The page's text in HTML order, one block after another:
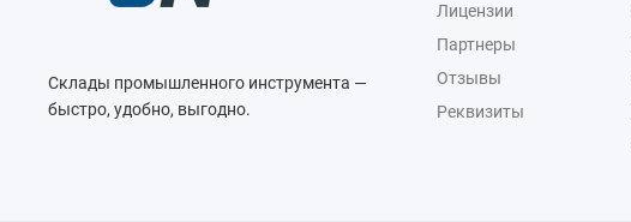
Склады промышленного инструмента —
быстро, удобно, выгодно.
Лицензии
Партнеры
Отзывы
Реквизиты